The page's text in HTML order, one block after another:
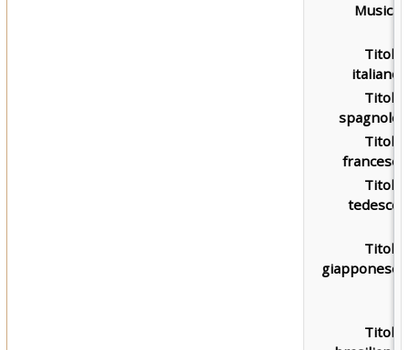
Musica:
Titolo
italiano:
Titolo
spagnolo:
Titolo
francese:
Titolo
tedesco:
Titolo
giapponese:
Titolo